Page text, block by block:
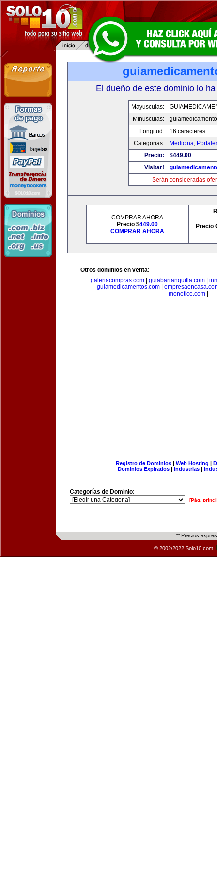
El dueño de este dominio lo
Mayusculas:
Minusculas:
Longitud:
16 caracteres
Categorias:
Medicina,
Precio:
$449.00
Visitar!
Serán consideradas
COMPRAR AHORA
Precio $449.00
COMPRAR AHORA
Precio
Otros dominios en venta:
galeriacompras.com
guiabarranquilla.com
guiamedicamentos.com|
monetice.com
Registro de Dominios| Web Hosting |
Dominios Expirados | Industrias |
Categorías de Dominio:
[Pág.
** Precios
© 2002/2022 Solo10.com